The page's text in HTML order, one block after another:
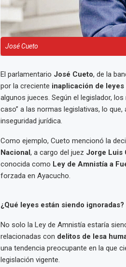
José Cueto
El parlamentario José Cueto, de la
por la creciente inaplicación de
algunos jueces. Según el legislador,
caso” a las normas legislativas, lo
inseguridad jurídica.
Como ejemplo, Cueto mencionó la
Nacional, a cargo del juez Jorge Luis
conocida como Ley de Amnistía a
forzada en Ayacucho.
¿Qué leyes están siendo ignoradas?
No solo la Ley de Amnistía estaría
relacionadas con delitos de lesa
una tendencia preocupante en la que
legislación vigente.